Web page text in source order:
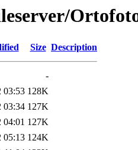
Size Description
-
03:53 128K
03:34 127K
04:01 127K
05:13 124K